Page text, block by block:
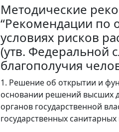
Методические
“Рекомендации по
условиях рисков
(утв. Федеральной
благополучия
1. Решение об открытии и
основании решений высших
органов государственной
государственных